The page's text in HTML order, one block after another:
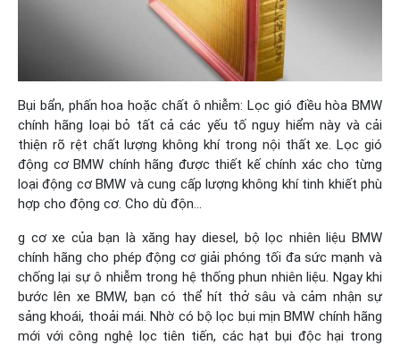
Bụi bẩn, phấn hoa hoặc chất ô nhiễm: Lọc gió điều hòa BMW
chính hãng loại bỏ tất cả các yếu tố nguy hiểm này và cải
thiện rõ rệt chất lượng không khí trong nội thất xe. Lọc gió
động cơ BMW chính hãng được thiết kế chính xác cho từng
loại động cơ BMW và cung cấp lượng không khí tinh khiết phù
hợp cho động cơ. Cho dù độn…
g cơ xe của bạn là xăng hay diesel, bộ lọc nhiên liệu BMW
chính hãng cho phép động cơ giải phóng tối đa sức mạnh và
chống lại sự ô nhiễm trong hệ thống phun nhiên liệu. Ngay khi
bước lên xe BMW, bạn có thể hít thở sâu và cảm nhận sự
sảng khoái, thoải mái. Nhờ có bộ lọc bụi mịn BMW chính hãng
mới với công nghệ lọc tiên tiến, các hạt bụi độc hại trong